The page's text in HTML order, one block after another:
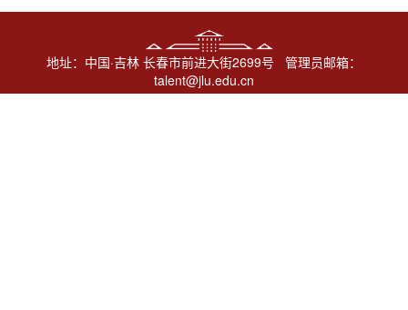
地址：中国·吉林 长春市前进大街2699号 管理员邮箱：
talent@jlu.edu.cn